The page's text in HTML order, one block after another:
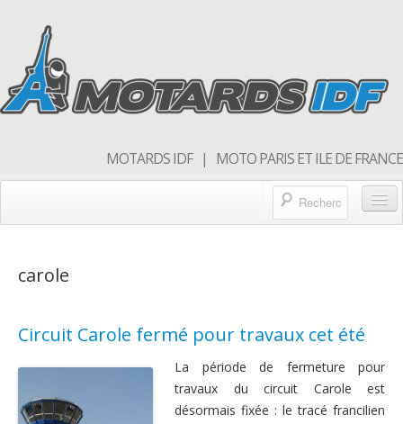
MOTARDS IDF | MOTO PARIS ET ILE DE FRANCE
Forum
carole
Circuit Carole fermé pour travaux cet été
La période de fermeture pour
travaux du circuit Carole est
désormais fixée : le tracé francilien